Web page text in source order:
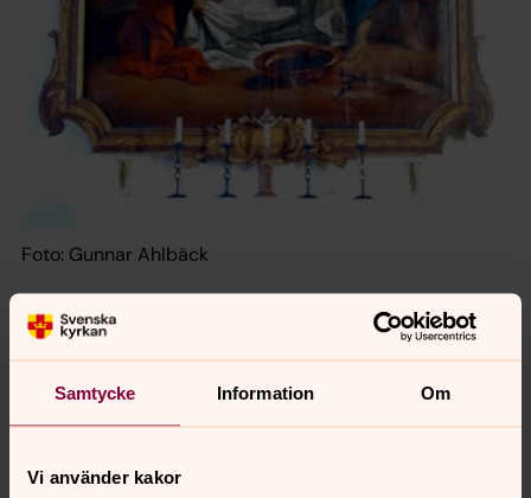
Samtycke Information Om
Vi använder kakor
Foto: Gunnar Ahlbäck